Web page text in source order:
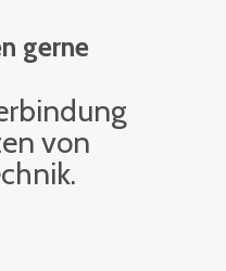
gerne
von